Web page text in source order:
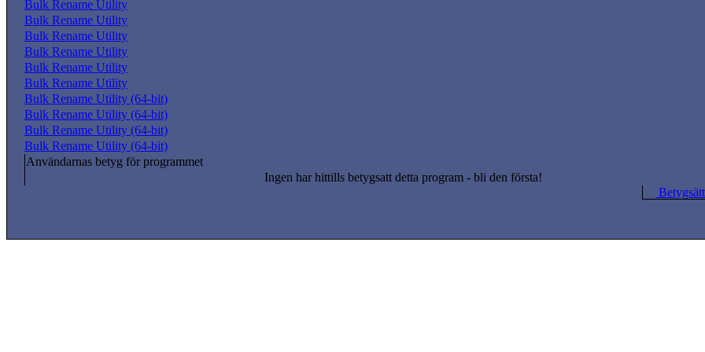
Bulk Rename Utility
Bulk Rename Utility
Bulk Rename Utility
Bulk Rename Utility
Bulk Rename Utility
Bulk Rename Utility
Bulk Rename Utility (64-bit)
Bulk Rename Utility (64-bit)
Bulk Rename Utility (64-bit)
Bulk Rename Utility (64-bit)
Användarnas betyg för programmet
Ingen har hittills betygsatt detta program - bli den första!